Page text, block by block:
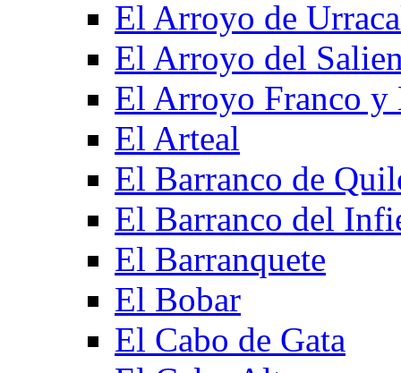
El Arroyo de
El Arroyo del
El Arroyo Franco y
El Arteal
El Barranco de
El Barranco del
El Barranquete
El Bobar
El Cabo de Gata